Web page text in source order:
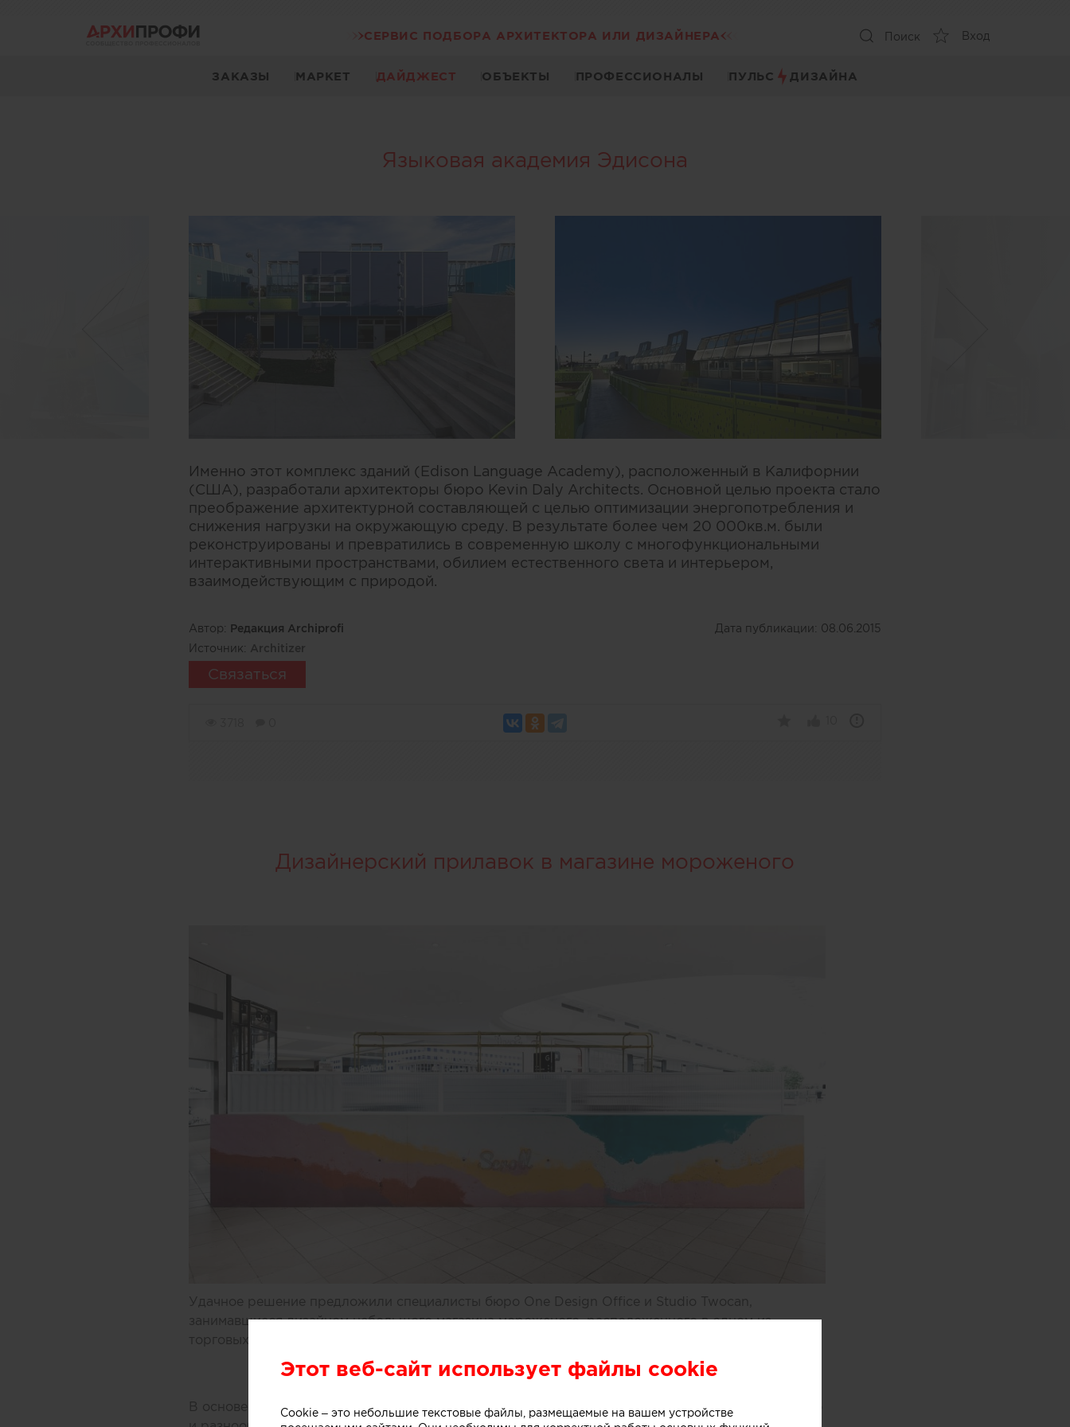
СЕРВИС ПОДБОРА АРХИТЕКТОРА ИЛИ ДИЗАЙНЕРА Поиск Вход
ЗАКАЗЫ МАРКЕТ ДАЙДЖЕСТ ОБЪЕКТЫ ПРОФЕССИОНАЛЫ ПУЛЬС ДИЗАЙНА
Языковая академия Эдисона
Именно этот комплекс зданий (Edison Language Academy), расположенный в Калифорнии
(США), разработали архитекторы бюро Kevin Daly Architects. Основной целью проекта стало
преображение архитектурной составляющей с целью оптимизации энергопотребления и
снижения нагрузки на окружающую среду. В результате более чем 20 000кв.м. были
реконструированы и превратились в современную школу с многофункциональными
интерактивными пространствами, обилием естественного света и интерьером,
взаимодействующим с природой.
Автор: Редакция Archiprofi Дата публикации: 08.06.2015
Источник: Architizer
Связаться
Дизайнерский прилавок в магазине мороженого
Удачное решение предложили специалисты бюро One Design Office и Studio Twocan,
занимавшиеся дизайном небольшого магазина мороженого, расположенного в одном из
торговых центров Мельбурна (Австралия).
В основе концепции массивной стойки лежит образ емкости с несколькими слоями мороженого
Этот веб-сайт использует файлы cookie
Cookie – это небольшие текстовые файлы, размещаемые на вашем устройстве